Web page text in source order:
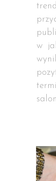
w